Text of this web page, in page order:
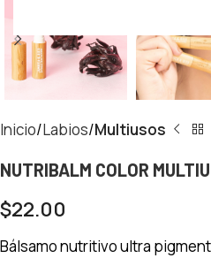
Inicio Labios Multiusos
NUTRIBALM COLOR
$22.00
Bálsamo nutritivo ultra